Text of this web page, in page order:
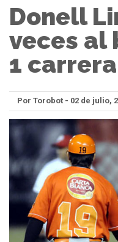
Donell
veces al
1
Por Torobot - 02 de julio,